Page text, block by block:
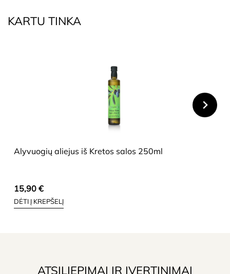
KARTU TINKA
Alyvuogių aliejus iš Kretos salos 250ml
15,90 €
DĖTI Į KREPŠELĮ
ATSILIEPIMAI IR ĮVERTINIMAI